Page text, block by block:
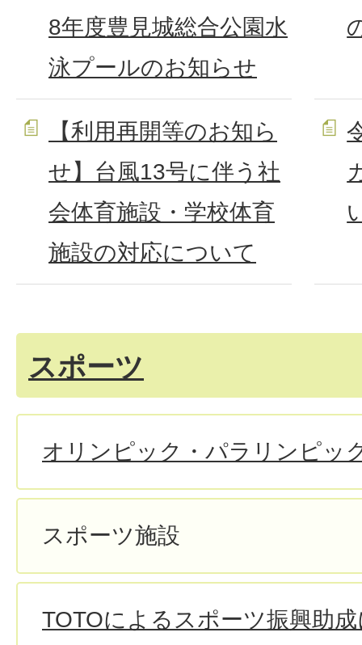
8年度豊見城総合公園水
泳プールのお知らせ
【利用再開等のお知ら
せ】台風13号に伴う社
会体育施設・学校体育
施設の対応について
スポーツ
オリンピック・パラリンピッ
スポーツ施設
TOTOによるスポーツ振興助